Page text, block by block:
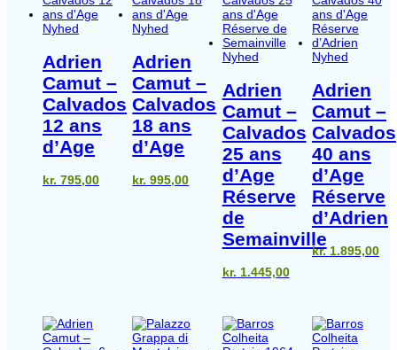
Nyhed
Adrien
Camut –
Calvados
12 ans
d’Age
kr. 795,00
Nyhed
Adrien
Camut –
Calvados
18 ans
d’Age
kr. 995,00
Nyhed
Adrien
Camut –
Calvados
25 ans
d’Age
Réserve
de
Semainville
kr. 1.445,00
Nyhed
Adrien
Camut –
Calvados
40 ans
d’Age
Réserve
d’Adrien
kr.1.895,00